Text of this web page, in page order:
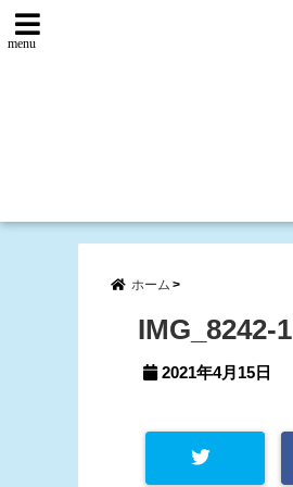
menu
ホーム
IMG_8242-1
2021年4月15日